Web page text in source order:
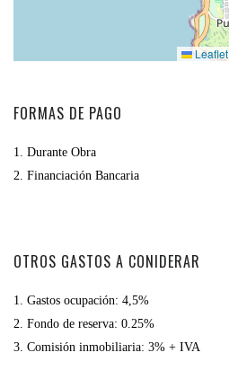
Leaflet
FORMAS DE PAGO
1. Durante Obra
2. Financiación Bancaria
OTROS GASTOS A CONIDERAR
1. Gastos ocupación: 4,5%
2. Fondo de reserva: 0.25%
3. Comisión inmobiliaria: 3% + IVA